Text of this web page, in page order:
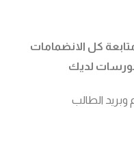
كل الانضمامات
لديك
الطالب